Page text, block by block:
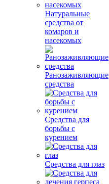
Натуральные
средства от
комаров и
насекомых
Ранозаживляющие
средства
Средства для
борьбы с
курением
Средства для глаз